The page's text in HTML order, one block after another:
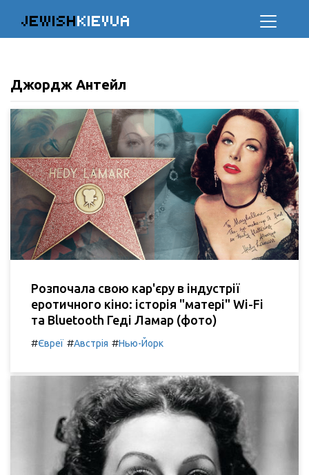
JEWISHKIEVUA
Джордж Антейл
Розпочала свою кар'єру в індустрії
еротичного кіно: історія "матері" Wi-Fi
та Bluetooth Геді Ламар (фото)
#Євреї #Австрія #Нью-Йорк